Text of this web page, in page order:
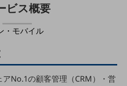
・モバイル
ビス概要
No.1の顧客管理（CRM）・営